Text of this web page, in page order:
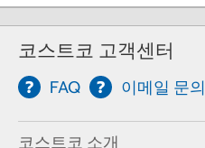
코스트코 고객센터
FAQ 이메일 문의
코스트코 소개